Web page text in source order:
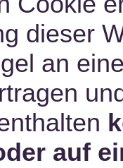
dieser
an
auf